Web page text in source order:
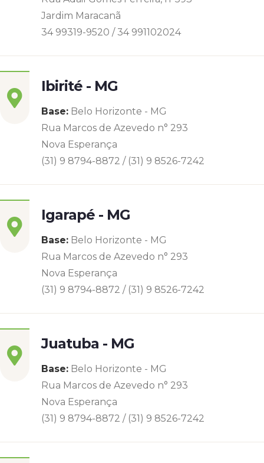
Jardim Maracanã
34 99319-9520 / 34 991102024
Ibirité - MG
Base: Belo Horizonte - MG
Rua Marcos de Azevedo n° 293
Nova Esperança
(31) 9 8794-8872 / (31) 9 8526-7242
Igarapé - MG
Base: Belo Horizonte - MG
Rua Marcos de Azevedo n° 293
Nova Esperança
(31) 9 8794-8872 / (31) 9 8526-7242
Juatuba - MG
Base: Belo Horizonte - MG
Rua Marcos de Azevedo n° 293
Nova Esperança
(31) 9 8794-8872 / (31) 9 8526-7242